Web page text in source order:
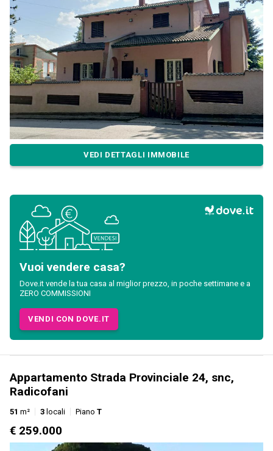
VEDI DETTAGLI IMMOBILE
Vuoi vendere casa?
Dove.it vende la tua casa al miglior prezzo, in poche settimane e a
ZERO COMMISSIONI
VENDI CON DOVE.IT
Appartamento Strada Provinciale 24, snc,
Radicofani
51 m² 3 locali Piano T
€ 259.000